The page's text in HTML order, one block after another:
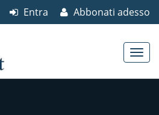
Abbonati adesso
Entra